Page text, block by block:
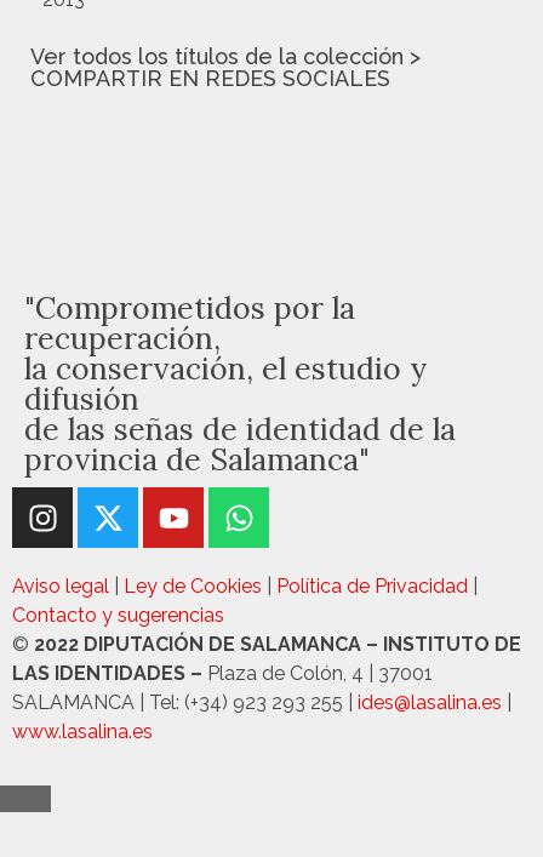
Ver todos los títulos de la colección >
COMPARTIR EN REDES SOCIALES
"Comprometidos por la
recuperación,
la conservación, el estudio y
difusión
de las señas de identidad de la
provincia de Salamanca"
Aviso legal Ley de Cookies Política de Privacidad
Contacto y sugerencias
© 2022 DIPUTACIÓN DE SALAMANCA – INSTITUTO DE
LAS IDENTIDADES – Plaza de Colón, 4 | 37001
SALAMANCA | Tel: (+34) 923 293 255 | ides@lasalina.es
www.lasalina.es